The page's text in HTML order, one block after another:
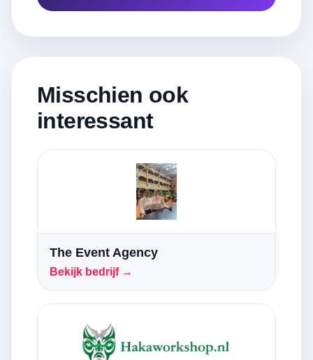
Misschien ook
interessant
The Event Agency
Bekijk bedrijf →